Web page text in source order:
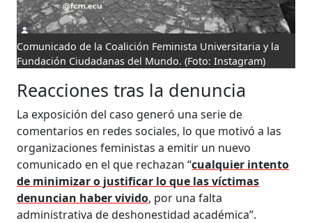
Comunicado de la Coalición Feminista Universitaria y la
Fundación Ciudadanas del Mundo. (Foto: Instagram)
Reacciones tras la denuncia
La exposición del caso generó una serie de
comentarios en redes sociales, lo que motivó a las
organizaciones feministas a emitir un nuevo
comunicado en el que rechazan “cualquier intento
de minimizar o justificar lo que las víctimas
denuncian haber vivido, por una falta
administrativa de deshonestidad académica”.